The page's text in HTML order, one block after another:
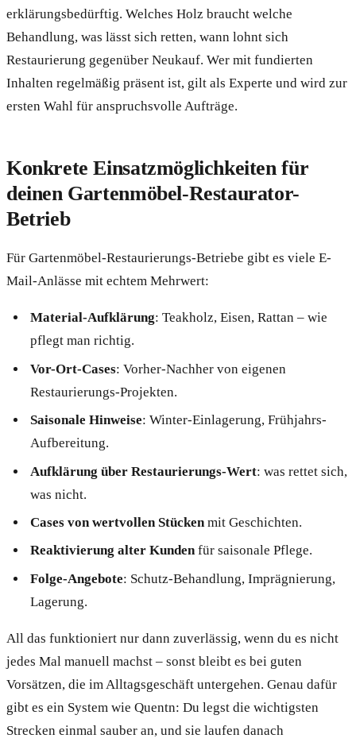
erklärungsbedürftig. Welches Holz braucht welche
Behandlung, was lässt sich retten, wann lohnt sich
Restaurierung gegenüber Neukauf. Wer mit fundierten
Inhalten regelmäßig präsent ist, gilt als Experte und wird zur
ersten Wahl für anspruchsvolle Aufträge.
Konkrete Einsatzmöglichkeiten für
deinen Gartenmöbel-Restaurator-
Betrieb
Für Gartenmöbel-Restaurierungs-Betriebe gibt es viele E-
Mail-Anlässe mit echtem Mehrwert:
Material-Aufklärung: Teakholz, Eisen, Rattan – wie
pflegt man richtig.
Vor-Ort-Cases: Vorher-Nachher von eigenen
Restaurierungs-Projekten.
Saisonale Hinweise: Winter-Einlagerung, Frühjahrs-
Aufbereitung.
Aufklärung über Restaurierungs-Wert: was rettet sich,
was nicht.
Cases von wertvollen Stückenmit Geschichten.
Reaktivierung alter Kundenfür saisonale Pflege.
Folge-Angebote: Schutz-Behandlung, Imprägnierung,
Lagerung.
All das funktioniert nur dann zuverlässig, wenn du es nicht
jedes Mal manuell machst – sonst bleibt es bei guten
Vorsätzen, die im Alltagsgeschäft untergehen. Genau dafür
gibt es ein System wie Quentn: Du legst die wichtigsten
Strecken einmal sauber an, und sie laufen danach